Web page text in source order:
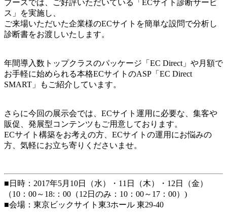
ブースでは、ご好評いただいている「ECサイト診断サービ
ス」を実施し、
ご来場いただいた企業様のECサイトを簡単な設問で分析し
診断書をお渡しいたします。
年間導入数トップクラスのパッケージ「EC Direct」や月額で
お手軽に始められる本格ECサイトのASP「EC Direct
SMART」もご紹介しています。
さらに今回の展示会では、ECサイト運用に必要な、集客や
販促、発展型コンテンツもご用意しております。
ECサイト構築をお考えの方、ECサイトの運用にお悩みの
方、気軽にお立ち寄りくださいませ。
■日時：2017年5月10日（水）・11日（木）・12日（金）
（10：00～18:：00（12日のみ：10：00～17：00）)
■会場：東京ビックサイト東3ホール 東29-40